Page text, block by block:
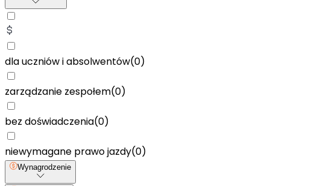
dla uczniów i absolwentów(0)
zarządzanie zespołem(0)
bez doświadczenia(0)
niewymagane prawo jazdy(0)
Wynagrodzenie